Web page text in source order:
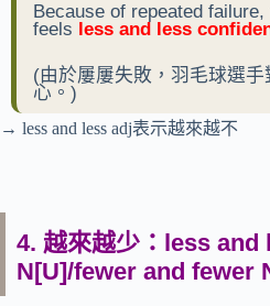
Because of repeated
feels less and less
(由於屢屢失敗，羽毛球選
心。)
→ less and less adj表示越來越不
4. 越來越少：less and
N[U]/fewer and fewer